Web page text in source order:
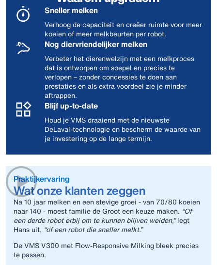
Sneller melken
Verhoog de capaciteit en creëer ruimte voor meer
koeien of meer melkbeurten per robot.
Nog diervriendelijker melken
Verbeter het dierenwelzijn met een melkproces
dat is ontworpen om soepel en precies te
verlopen – zonder concessies te doen aan
prestaties en als extra voordeel zie je minder
aftrappen.
Blijf up‑to‑date
Houd je VMS draaiend met de nieuwste
DeLaval‑technologie en bescherm de waarde van
je investering op de lange termijn.
Praktijkervaring
Wat onze klanten zeggen
Na 10 jaar melken en een stevige groei - van 70/80 koeien
naar 140 - moest familie de Groot een keuze maken. “Of
een derde robot erbij om te kunnen blijven weiden,”legt
Hans uit, “of een robot die sneller melkt.”
De VMS V300 met Flow‑Responsive Milking bleek precies
te passen.